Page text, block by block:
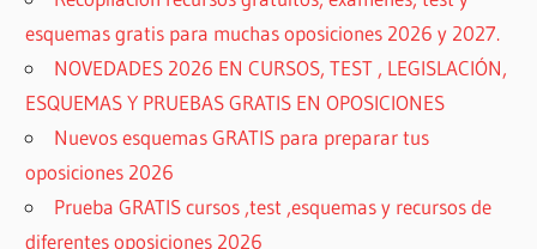
esquemas gratis para muchas oposiciones 2026 y 2027.
NOVEDADES 2026 EN CURSOS, TEST , LEGISLACIÓN,
ESQUEMAS Y PRUEBAS GRATIS EN OPOSICIONES
Nuevos esquemas GRATIS para preparar tus
oposiciones 2026
Prueba GRATIS cursos ,test ,esquemas y recursos de
diferentes oposiciones 2026